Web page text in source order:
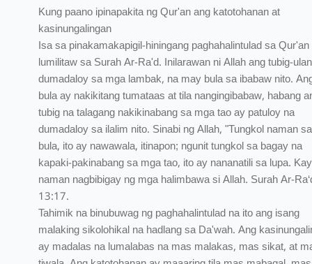
Kung paano ipinapakita ng Qur'an ang katotohanan at
kasinungalingan
Isa sa pinakamakapigil-hiningang paghahalintulad sa
lumilitaw sa Surah Ar-Ra'd. Inilarawan ni Allah ang tubig-
dumadaloy sa mga lambak, na may bula sa ibabaw nito.
bula ay nakikitang tumataas at tila nangingibabaw, habang
tubig na talagang nakikinabang sa mga tao ay patuloy na
dumadaloy sa ilalim nito. Sinabi ng Allah, "Tungkol naman sa
bula, ito ay nawawala, itinapon; ngunit tungkol sa bagay na
kapaki-pakinabang sa mga tao, ito ay nananatili sa lupa.
naman nagbibigay ng mga halimbawa si Allah. Surah Ar-
13:17.
Tahimik na binubuwag ng paghahalintulad na ito ang isang
malaking sikolohikal na hadlang sa Da'wah. Ang
ay madalas na lumalabas na mas malakas, mas sikat, at